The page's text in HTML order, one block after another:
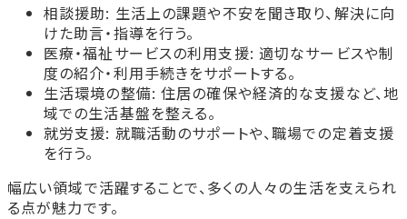
相談援助: 生活上の課題や不安を聞き取り、解決に向
けた助言・指導を行う。
医療・福祉サービスの利用支援: 適切なサービスや制
度の紹介・利用手続きをサポートする。
生活環境の整備: 住居の確保や経済的な支援など、地
域での生活基盤を整える。
就労支援: 就職活動のサポートや、職場での定着支援
を行う。
幅広い領域で活躍することで、多くの人々の生活を支えられ
る点が魅力です。